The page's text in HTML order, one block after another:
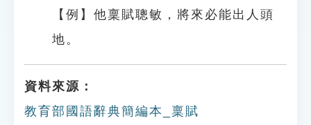
【例】他稟賦聰敏，將來必能出人頭
地。
資料來源：
教育部國語辭典簡編本_稟賦